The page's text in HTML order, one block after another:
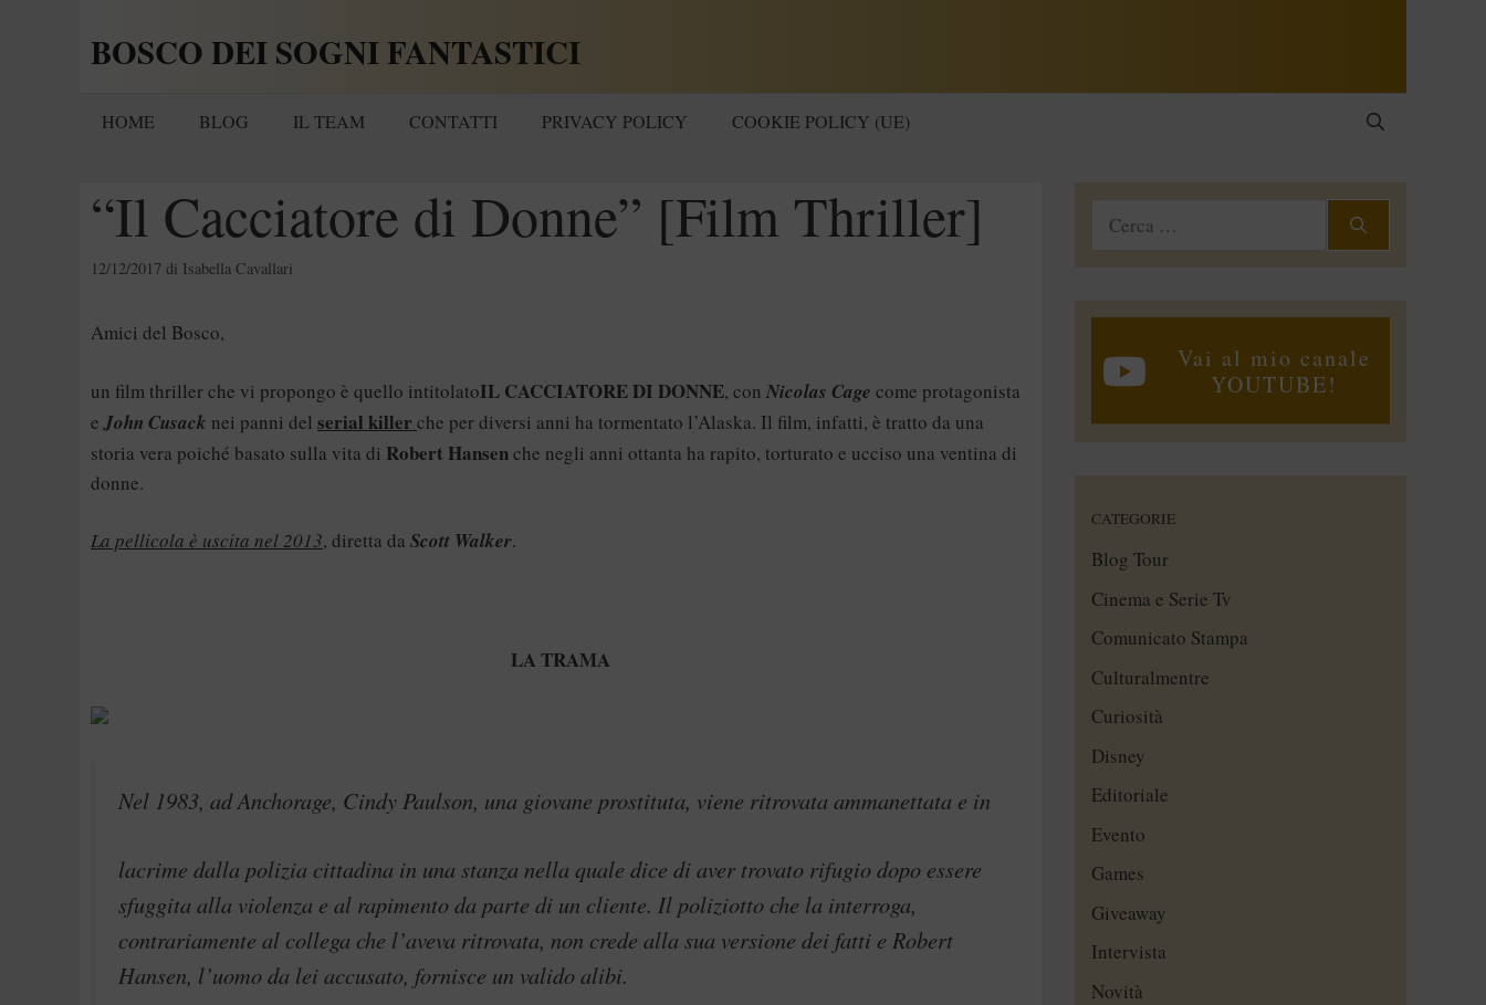
BOSCO DEI SOGNI FANTASTICI
HOME BLOG IL TEAM CONTATTI PRIVACY POLICY COOKIE POLICY (UE)
“Il Cacciatore di Donne” [Film Thriller]
12/12/2017 di Isabella Cavallari
Amici del Bosco,
un film thriller che vi propongo è quello intitolatoIL CACCIATORE DI DONNE, con Nicolas Cage come protagonista
eJohn Cusack nei panni del serial killer che per diversi anni ha tormentato l’Alaska. Il film, infatti, è tratto da una
storia vera poiché basato sulla vita di Robert Hansenche negli anni ottanta ha rapito, torturato e ucciso una ventina di
donne.
La pellicola è uscita nel 2013, diretta da Scott Walker.
LA TRAMA
Nel 1983, ad Anchorage, Cindy Paulson, una giovane prostituta, viene ritrovata ammanettata e in
lacrime dalla polizia cittadina in una stanza nella quale dice di aver trovato rifugio dopo essere
sfuggita alla violenza e al rapimento da parte di un cliente. Il poliziotto che la interroga,
contrariamente al collega che l’aveva ritrovata, non crede alla sua versione dei fatti e Robert
Hansen, l’uomo da lei accusato, fornisce un valido alibi.
Ricerca
Vai al mio canale
YOUTUBE!
CATEGORIE
Blog Tour
Cinema e Serie Tv
Comunicato Stampa
Culturalmentre
Curiosità
Disney
Editoriale
Evento
Games
Giveaway
Intervista
Novità